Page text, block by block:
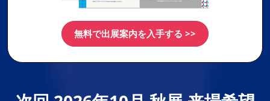
無料で出展案内を入手する >>